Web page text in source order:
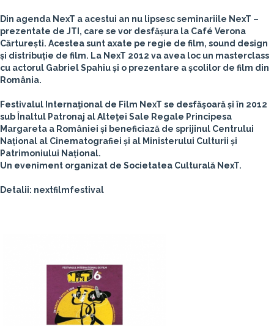
Din agenda NexT a acestui an nu lipsesc seminariile NexT –
prezentate de JTI, care se vor desfășura la Café Verona
Cărturești. Acestea sunt axate pe regie de film, sound design
și distribuție de film. La NexT 2012 va avea loc un masterclass
cu actorul Gabriel Spahiu și o prezentare a școlilor de film din
România.
Festivalul Internaţional de Film NexT se desfăşoară și în 2012
sub Înaltul Patronaj al Alteţei Sale Regale Principesa
Margareta a României și beneficiază de sprijinul Centrului
Național al Cinematografiei și al Ministerului Culturii și
Patrimoniului Național.
Un eveniment organizat de Societatea Culturală NexT.
Detalii: nextfilmfestival